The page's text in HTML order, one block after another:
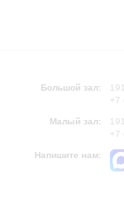
Большой зал:
+7
Малый зал:
+7
Напишите нам: